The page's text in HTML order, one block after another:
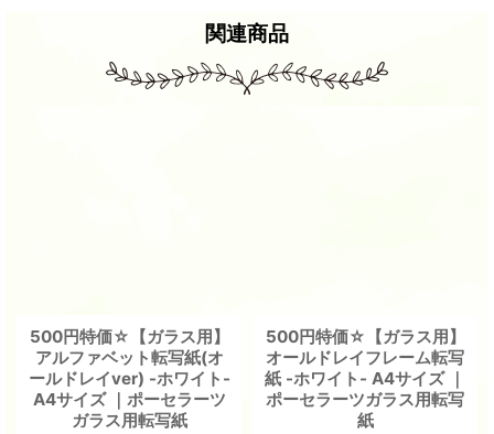
関連商品
500円特価☆【ガラス用】
アルファベット転写紙(オ
ールドレイver) -ホワイト-
A4サイズ ｜ポーセラーツ
ガラス用転写紙
500円特価☆【ガラス用】
オールドレイフレーム転写
紙 -ホワイト- A4サイズ ｜
ポーセラーツガラス用転写
紙